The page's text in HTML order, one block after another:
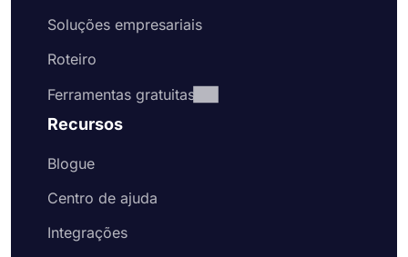
Soluções empresariais
Roteiro
Ferramentas gratuitas
Recursos
Blogue
Centro de ajuda
Integrações